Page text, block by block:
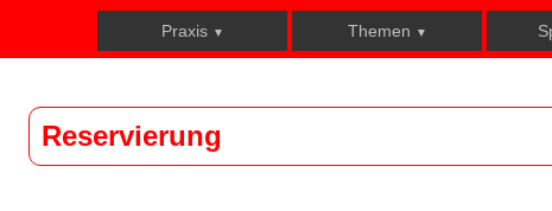
Praxis ▼ Themen ▼
Reservierung